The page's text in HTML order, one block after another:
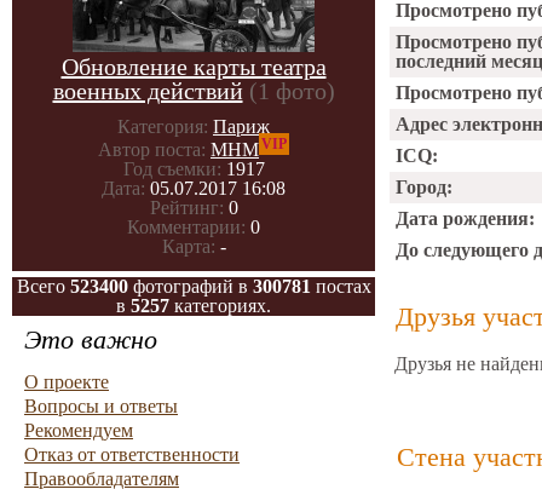
Обновление карты театра
военных действий (1 фото)
Категория: Париж
Автор поста: МНМVIP
Год съемки: 1917
Дата: 05.07.2017 16:08
Рейтинг: 0
Комментарии: 0
Карта: -
Всего 523400фотографий в 300781 постах
в 5257 категориях.
Это важно
О проекте
Вопросы и ответы
Рекомендуем
Отказ от ответственности
Правообладателям
Просмотрено
Просмотрено
последний
Просмотрено
Адрес
ICQ:
Город:
Дата рождения:
До следующего
Друзья
Друзья не
Стена